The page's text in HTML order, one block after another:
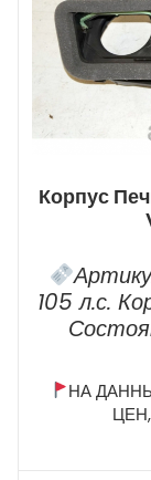
Корпус
105 л.с.
НА